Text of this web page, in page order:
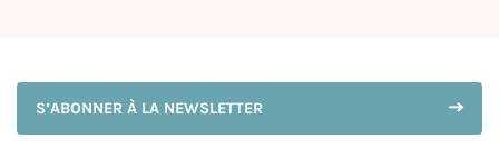
S’ABONNER À LA NEWSLETTER